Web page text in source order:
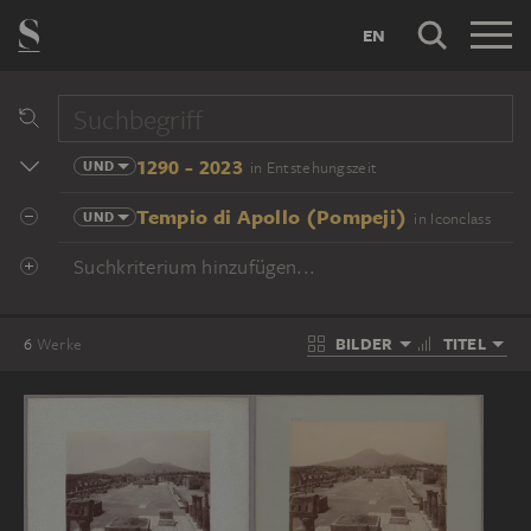
EN
UND 1290 - 2023 in Entstehungszeit
UND Tempio di Apollo (Pompeji) in Iconclass
Suchkriterium hinzufügen...
6 Werke BILDER TITEL